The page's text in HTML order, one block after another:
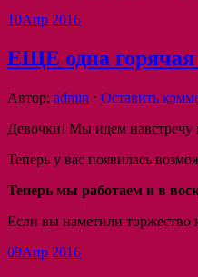
10Апр 2016
ЕЩЕ одна горячая
Автор: admin ⋅ Оставить
Девочки! Мы идем
Теперь у вас появилась
Теперь мы работаем и в
Если вы наметили торжество
09Апр 2016